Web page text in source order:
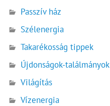
Passzív ház
Szélenergia
Takarékosság tippek
Újdonságok-találmányok
Világítás
Vízenergia